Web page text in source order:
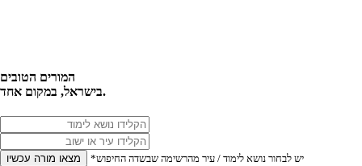
המורים הטובים
בישראל, במקום אחד.
מצאו מורה עכשיו *יש לבחור נושא לימוד / עיר מהרשימה שבשדה החיפוש